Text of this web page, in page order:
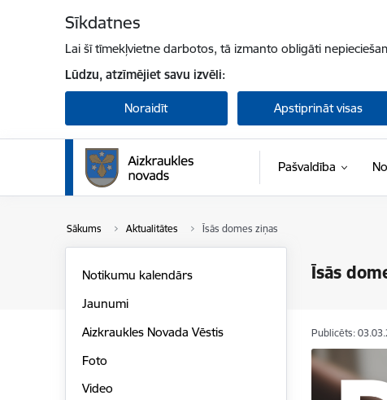
Sīkdatnes
Lai šī tīmekļvietne darbotos, tā izmanto obligāti
Lūdzu, atzīmējiet savu izvēli:
Noraidīt Apstiprināt visas
Pašvaldība
Sākums Aktualitātes Īsās domes ziņas
Īsās
Notikumu kalendārs
Jaunumi
Aizkraukles Novada Vēstis
Foto
Video
Publicēts: